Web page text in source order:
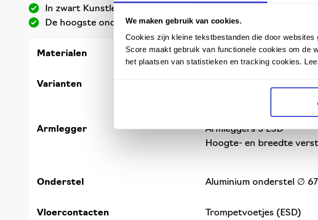
We maken gebruik van cookies.
Cookies zijn kleine tekstbestanden die door
Score maakt gebruik van functionele cookies om de
het plaatsen van statistieken en tracking cookies.
In zwart Kunstleer
De hoogste onder de Ergo 2300 Cleanroom stoelen
Materialen Kunstleer zwart ESD
Varianten
Armlegger
Armleggers 5 ESD
Hoogte- en breedte
Onderstel Aluminium onderstel ∅
Vloercontacten
Trompetvoetjes (ESD)